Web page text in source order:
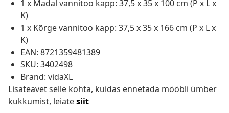
1 x Madal vannitoo kapp: 37,5 x 35 x 100 cm (P x L x
K)
1 x Kõrge vannitoo kapp: 37,5 x 35 x 166 cm (P x L x
K)
EAN: 8721359481389
SKU: 3402498
Brand: vidaXL
Lisateavet selle kohta, kuidas ennetada mööbli ümber
kukkumist, leiatesiit